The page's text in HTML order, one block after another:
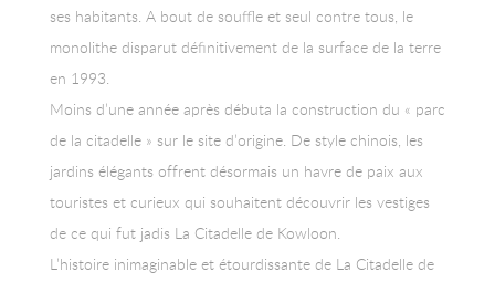
ses habitants. A bout de souffle et seul contre tous, le
monolithe disparut définitivement de la surface de la terre
en 1993.
Moins d’une année après débuta la construction du « parc
de la citadelle » sur le site d’origine. De style chinois, les
jardins élégants offrent désormais un havre de paix aux
touristes et curieux qui souhaitent découvrir les vestiges
de ce qui fut jadis La Citadelle de Kowloon.
L’histoire inimaginable et étourdissante de La Citadelle de